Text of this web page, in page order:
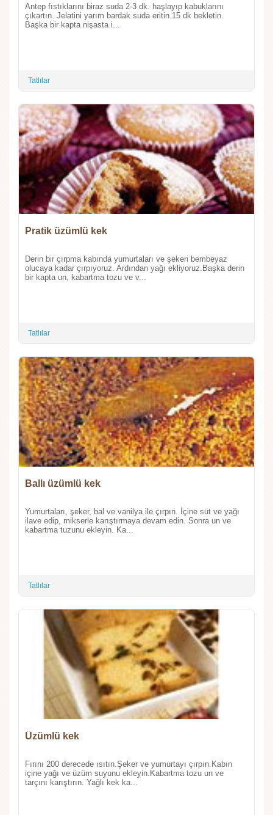
Antep fıstıklarını biraz suda 2-3 dk. haşlayıp kabuklarını
çıkartın. Jelatini yarım bardak suda eritin.15 dk bekletin.
Başka bir kapta nişasta i...
Tatlılar
Pratik üzümlü kek
Derin bir çırpma kabında yumurtaları ve şekeri bembeyaz
olucaya kadar çırpıyoruz. Ardından yağı ekliyoruz.Başka derin
bir kapta un, kabartma tozu ve v...
Tatlılar
Ballı üzümlü kek
Yumurtaları, şeker, bal ve vanilya ile çırpın. İçine süt ve yağı
ilave edip, mikserle karıştırmaya devam edin. Sonra un ve
kabartma tuzunu ekleyin. Ka...
Tatlılar
Üzümlü kek
Fırını 200 derecede ısıtın.Şeker ve yumurtayı çırpın.Kabın
içine yağı ve üzüm suyunu ekleyin.Kabartma tozu un ve
tarçını karıştırın. Yağlı kek ka...